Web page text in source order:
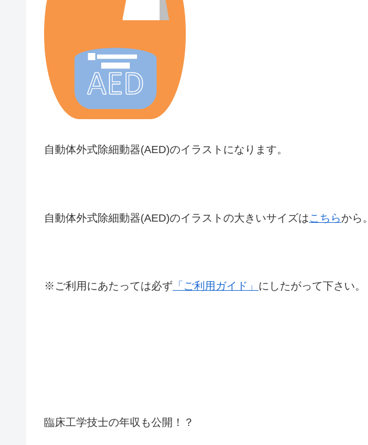
自動体外式除細動器(AED)のイラストになります。
自動体外式除細動器(AED)のイラストの大きいサイズはこちら から。
※ご利用にあたっては必ず 「ご利用ガイド」 にしたがって下さい。
臨床工学技士の年収も公開！？